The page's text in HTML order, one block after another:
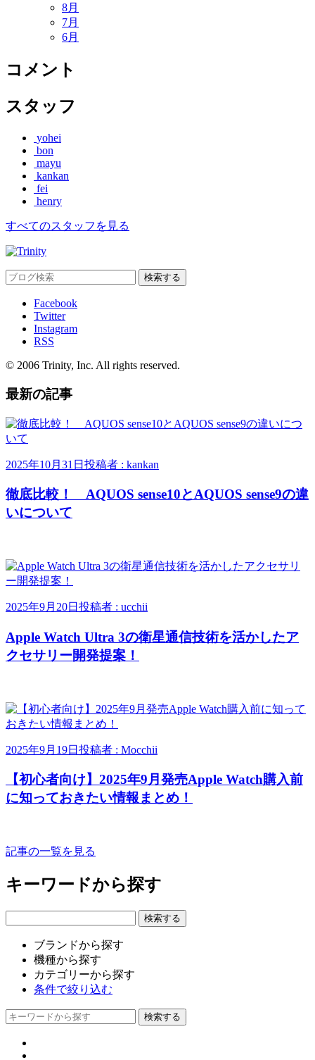
8月
7月
6月
コメント
スタッフ
yohei
bon
mayu
kankan
fei
henry
すべてのスタッフを見る
Facebook
Twitter
Instagram
RSS
© 2006 Trinity, Inc. All rights reserved.
最新の記事
2025年10月31日 投稿者 : kankan
徹底比較！ AQUOS sense10とAQUOS sense9の違
いについて
2025年9月20日 投稿者 : ucchii
Apple Watch Ultra 3の衛星通信技術を活かしたア
クセサリー開発提案！
2025年9月19日 投稿者 : Mocchii
【初心者向け】2025年9月発売Apple Watch購入前
に知っておきたい情報まとめ！
記事の一覧を見る
キーワードから探す
ブランドから探す
機種から探す
カテゴリーから探す
条件で絞り込む